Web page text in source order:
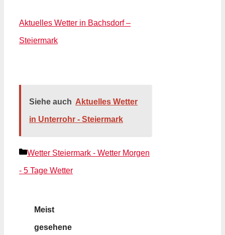
Aktuelles Wetter in Bachsdorf –
Steiermark
Siehe auch Aktuelles Wetter
in Unterrohr - Steiermark
Kategorien
Wetter Steiermark - Wetter Morgen
- 5 Tage Wetter
Meist
gesehene